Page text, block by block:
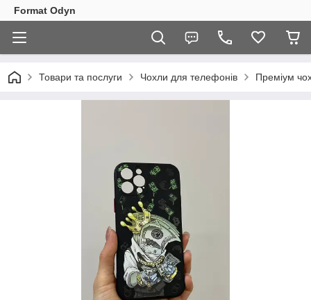
Format Odyn
Товари та послуги Чохли для телефонів Преміум